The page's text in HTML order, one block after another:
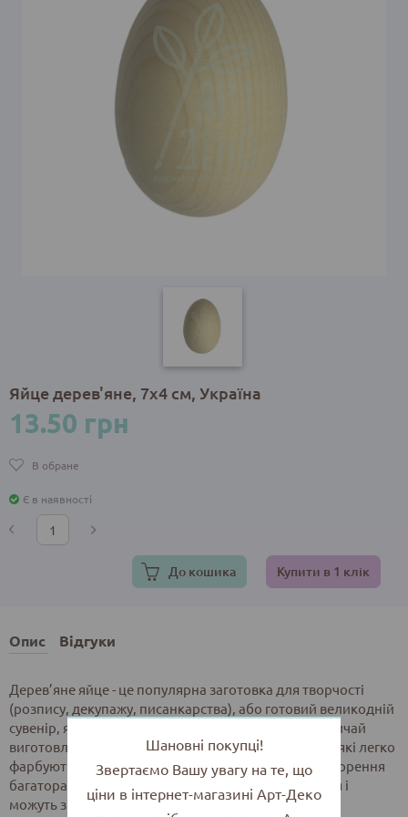
Яйце дерев'яне, 7х4 см, Україна
13.50 грн
В обране
Є в наявності
До кошика Купити в 1 клік
Опис Відгуки
Дерев’яне яйце - це популярна заготовка для творчості
(розпису, декупажу, писанкарства), або готовий великодній
сувенір, який символізує вічне життя та весну. Зазвичай
виготовлені зі світлих порід дерева (липа, береза), які легко
фарбуються. Такі яйця є чудовим варіантом для створення
багаторазових великодніх прикрас, які не псуються і
можуть зберігатися роками.
Шановні покупці!
Звертаємо Вашу увагу на те, що
ціни в інтернет-магазині Арт-Деко